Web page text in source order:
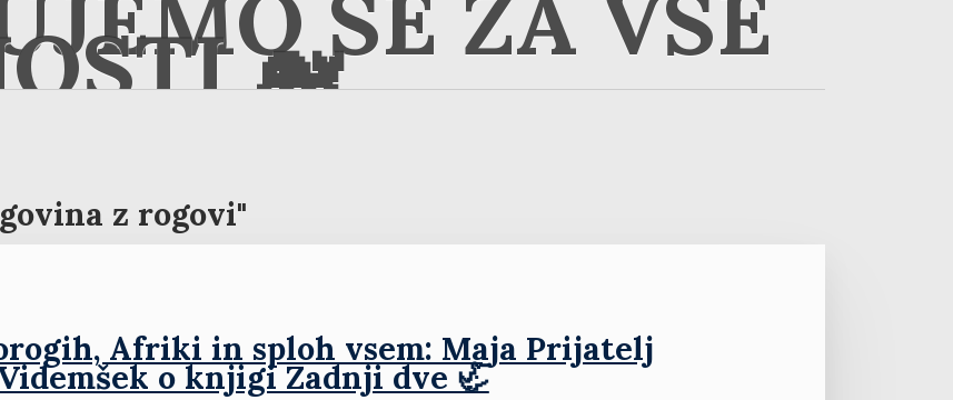
🐋
z rogovi"
Afriki in sploh vsem: Maja Prijatelj
o knjigi Zadnji dve 🦏